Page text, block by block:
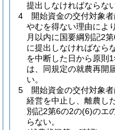
提出しなければならない
4
開始資金の交付対象
やむを得ない理由によ
月以内に国要綱別記2
に提出しなければなら
を中断した日から原則
は、同規定の就農再開
い。
5
開始資金の交付対象
経営を中止し、離農し
別記2第6の2の(6)のエ
らない。